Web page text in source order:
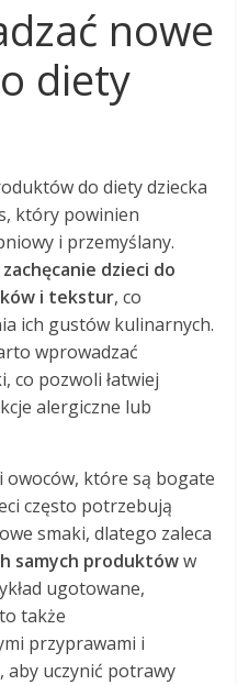
nowe
diety
do diety dziecka
który powinien
i przemyślany.
zachęcanie dzieci do
i tekstur, co
ich gustów kulinarnych.
wprowadzać
co pozwoli łatwiej
alergiczne lub
owoców, które są bogate
często potrzebują
smaki, dlatego zaleca
samych produktóww
ugotowane,
także
przyprawami i
aby uczynić potrawy